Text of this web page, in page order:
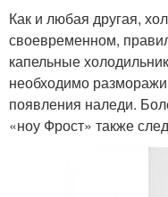
Как и любая другая,
своевременном,
капельные
необходимо
появления наледи.
«ноу Фрост» также